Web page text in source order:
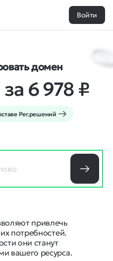
Войти
домен
за 6 978 ₽
Рег.решений
привлечь
потребностей.
они станут
вашего ресурса.